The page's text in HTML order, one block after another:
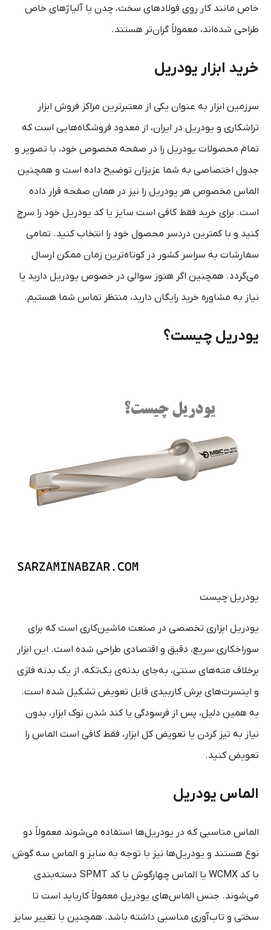
خاص مانند کار روی فولادهای سخت، چدن یا آلیاژهای خاص
طراحی شده‌اند، معمولاً گران‌تر هستند.
خرید ابزار یودریل
سرزمین ابزار به عنوان یکی از معتبرترین مراکز فروش ابزار
تراشکاری و یودریل در ایران، از معدود فروشگاه‌هایی است که
تمام محصولات یودریل را در صفحه مخصوص خود، با تصویر و
جدول اختصاصی به شما عزیزان توضیح داده است و همچنین
الماس مخصوص هر یودریل را نیز در همان صفحه قرار داده
است. برای خرید فقط کافی است سایز یا کد یودریل خود را سرچ
کنید و با کمترین دردسر محصول خود را انتخاب کنید. تمامی
سفارشات به سراسر کشور در کوتاه‌ترین زمان ممکن ارسال
می‌گردد. همچنین اگر هنوز سوالی در خصوص یودریل دارید یا
نیاز به مشاوره خرید رایگان دارید، منتظر تماس شما هستیم.
یودریل چیست؟
یودریل چیست
یودریل ابزاری تخصصی در صنعت ماشین‌کاری است که برای
سوراخکاری سریع، دقیق و اقتصادی طراحی شده است. این ابزار
برخلاف مته‌های سنتی، به‌جای بدنه‌ی یک‌تکه، از یک بدنه فلزی
و اینسرت‌های برش کاربیدی قابل تعویض تشکیل شده است.
به همین دلیل، پس از فرسودگی یا کند شدن نوک ابزار، بدون
نیاز به تیز کردن یا تعویض کل ابزار، فقط کافی است الماس را
تعویض کنید.
الماس یودریل
الماس مناسبی که در یودریل‌ها استفاده می‌شوند معمولاً دو
نوع هستند و یودریل‌ها نیز با توجه به سایز و الماس سه گوش
با کد WCMX یا الماس چهارگوش با کد SPMT دسته‌بندی
می‌شوند. جنس الماس‌های یودریل معمولاً کارباید است تا
سختی و تاب‌آوری مناسبی داشته باشد. همچنین با تغییر سایز